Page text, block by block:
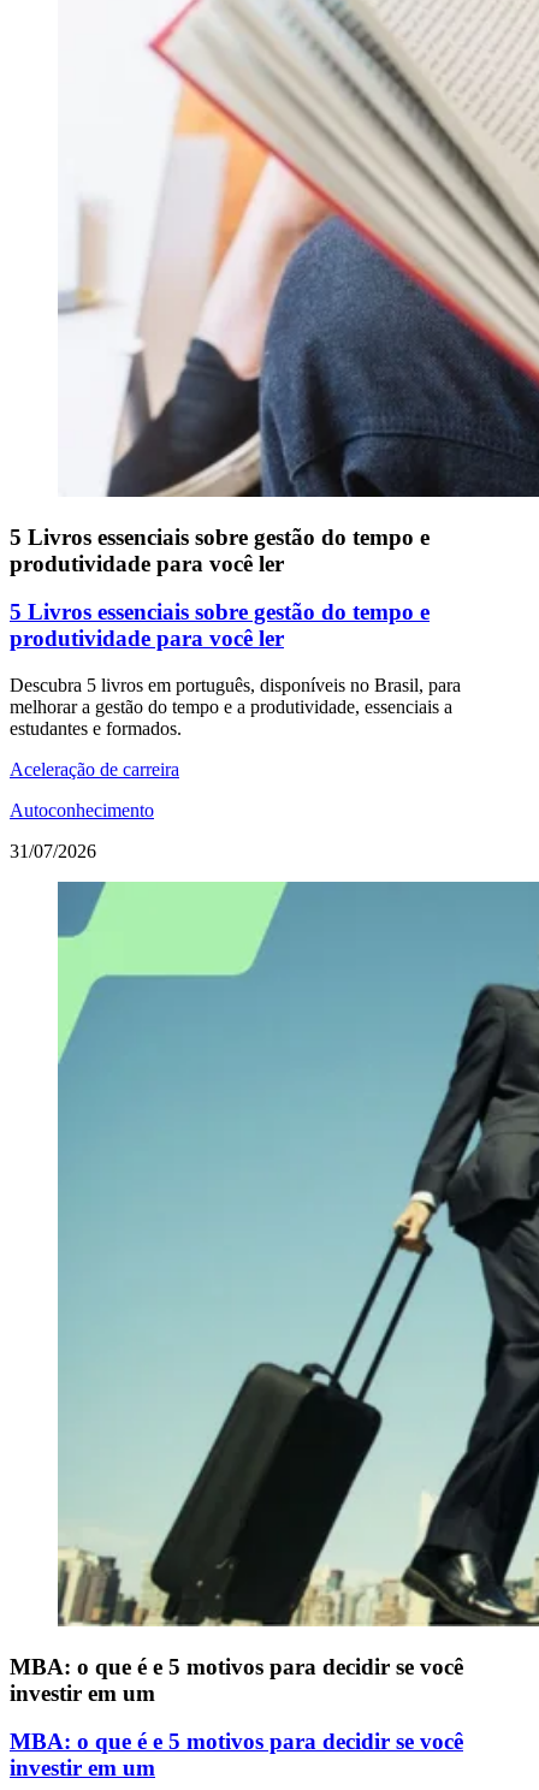
5 Livros essenciais sobre gestão do tempo e
produtividade para você ler
5 Livros essenciais sobre gestão do tempo e
produtividade para você ler
Descubra 5 livros em português, disponíveis no Brasil, para
melhorar a gestão do tempo e a produtividade, essenciais a
estudantes e formados.
Aceleração de carreira
Autoconhecimento
31/07/2026
MBA: o que é e 5 motivos para decidir se você
investir em um
MBA: o que é e 5 motivos para decidir se você
investir em um